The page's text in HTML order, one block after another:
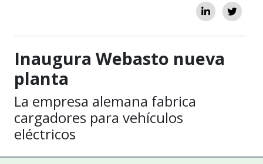
Inaugura Webasto nueva
planta
La empresa alemana fabrica
cargadores para vehículos
eléctricos